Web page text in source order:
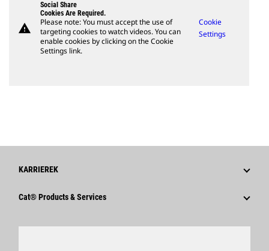
warning
Social Share
Cookies Are Required.
Please note: You must accept the use of
targeting cookies to watch videos. You can
enable cookies by clicking on the Cookie
Settings link.
Cookie
Settings
KARRIEREK
Miért Érdemes A Caterpillart Választani?
Cat® Products & Services